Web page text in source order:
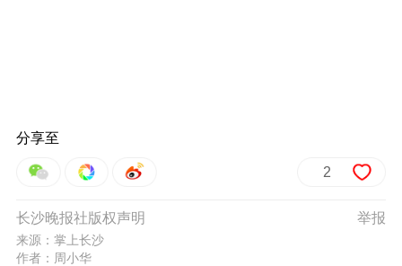
分享至
2
举报
长沙晚报社版权声明
来源：掌上长沙
作者：周小华